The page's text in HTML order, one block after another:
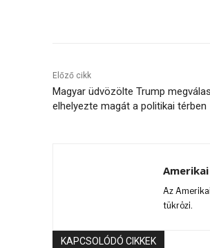
Előző cikk
Magyar üdvözölte Trump
elhelyezte magát a politikai térben
Az
tükrözi.
KAPCSOLÓDÓ CIKKEK